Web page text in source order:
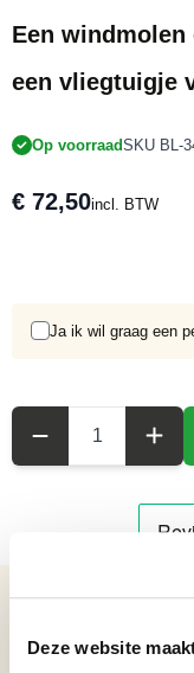
Deze website
Een
een vliegtuigje
Op voorraadSKU BL-
€ 72,50incl. BTW
Ja ik wil graag een